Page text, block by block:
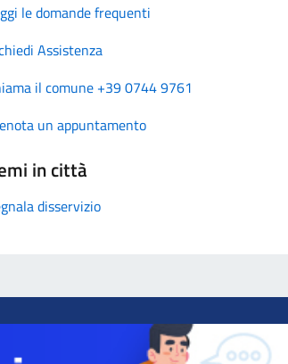
le domande frequenti
Assistenza
il comune +39 0744 9761
un appuntamento
in città
disservizio